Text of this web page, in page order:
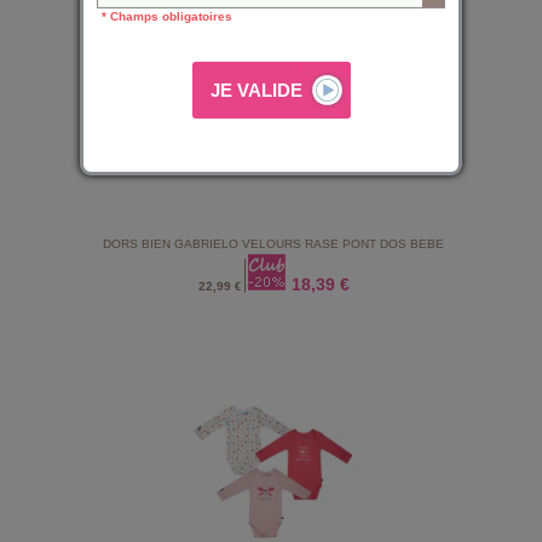
DORS BIEN GABRIELO VELOURS RASE PONT DOS BEBE
22,99 € 18,39 €
* Champs obligatoires